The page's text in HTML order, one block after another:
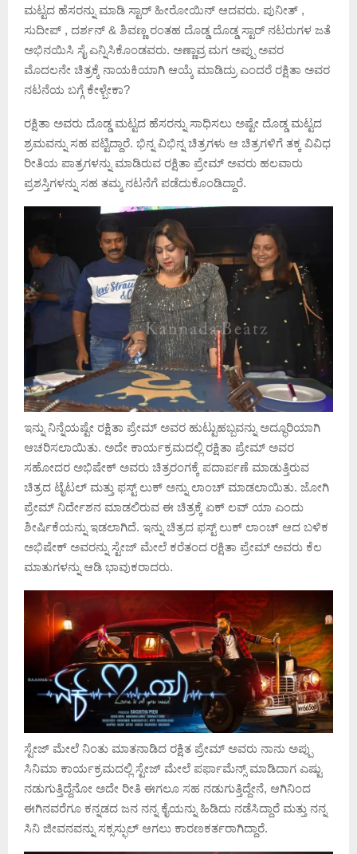
ಮಟ್ಟದ ಹೆಸರನ್ನು ಮಾಡಿ ಸ್ಟಾರ್ ಹೀರೋಯಿನ್ ಆದವರು. ಪುನೀತ್ ,
ಸುದೀಪ್ , ದರ್ಶನ್ & ಶಿವಣ್ಣ ರಂತಹ ದೊಡ್ಡ ದೊಡ್ಡ ಸ್ಟಾರ್ ನಟರುಗಳ ಜತೆ
ಅಭಿನಯಿಸಿ ಸೈ ಎನ್ನಿಸಿಕೊಂಡವರು. ಅಣ್ಣಾವ್ರ ಮಗ ಅಪ್ಪು ಅವರ
ಮೊದಲನೇ ಚಿತ್ರಕ್ಕೆ ನಾಯಕಿಯಾಗಿ ಆಯ್ಕೆ ಮಾಡಿದ್ರು ಎಂದರೆ ರಕ್ಷಿತಾ ಅವರ
ನಟನೆಯ ಬಗ್ಗೆ ಕೇಳ್ಬೇಕಾ?
ರಕ್ಷಿತಾ ಅವರು ದೊಡ್ಡ ಮಟ್ಟದ ಹೆಸರನ್ನು ಸಾಧಿಸಲು ಅಷ್ಟೇ ದೊಡ್ಡ ಮಟ್ಟದ
ಶ್ರಮವನ್ನು ಸಹ ಪಟ್ಟಿದ್ದಾರೆ. ಭಿನ್ನ ವಿಭಿನ್ನ ಚಿತ್ರಗಳು ಆ ಚಿತ್ರಗಳಿಗೆ ತಕ್ಕ ವಿವಿಧ
ರೀತಿಯ ಪಾತ್ರಗಳನ್ನು ಮಾಡಿರುವ ರಕ್ಷಿತಾ ಪ್ರೇಮ್ ಅವರು ಹಲವಾರು
ಪ್ರಶಸ್ತಿಗಳನ್ನು ಸಹ ತಮ್ಮ ನಟನೆಗೆ ಪಡೆದುಕೊಂಡಿದ್ದಾರೆ.
ಇನ್ನು ನಿನ್ನೆಯಷ್ಟೇ ರಕ್ಷಿತಾ ಪ್ರೇಮ್ ಅವರ ಹುಟ್ಟುಹಬ್ಬವನ್ನು ಅದ್ಧೂರಿಯಾಗಿ
ಆಚರಿಸಲಾಯಿತು. ಅದೇ ಕಾರ್ಯಕ್ರಮದಲ್ಲಿ ರಕ್ಷಿತಾ ಪ್ರೇಮ್ ಅವರ
ಸಹೋದರ ಅಭಿಷೇಕ್ ಅವರು ಚಿತ್ರರಂಗಕ್ಕೆ ಪದಾರ್ಪಣೆ ಮಾಡುತ್ತಿರುವ
ಚಿತ್ರದ ಟೈಟಲ್ ಮತ್ತು ಫಸ್ಟ್ ಲುಕ್ ಅನ್ನು ಲಾಂಚ್ ಮಾಡಲಾಯಿತು. ಜೋಗಿ
ಪ್ರೇಮ್ ನಿರ್ದೇಶನ ಮಾಡಲಿರುವ ಈ ಚಿತ್ರಕ್ಕೆ ಏಕ್ ಲವ್ ಯಾ ಎಂದು
ಶೀರ್ಷಿಕೆಯನ್ನು ಇಡಲಾಗಿದೆ. ಇನ್ನು ಚಿತ್ರದ ಫಸ್ಟ್ ಲುಕ್ ಲಾಂಚ್ ಆದ ಬಳಿಕ
ಅಭಿಷೇಕ್ ಅವರನ್ನು ಸ್ಟೇಜ್ ಮೇಲೆ ಕರೆತಂದ ರಕ್ಷಿತಾ ಪ್ರೇಮ್ ಅವರು ಕೆಲ
ಮಾತುಗಳನ್ನು ಆಡಿ ಭಾವುಕರಾದರು.
ಸ್ಟೇಜ್ ಮೇಲೆ ನಿಂತು ಮಾತನಾಡಿದ ರಕ್ಷಿತ ಪ್ರೇಮ್ ಅವರು ನಾನು ಅಪ್ಪು
ಸಿನಿಮಾ ಕಾರ್ಯಕ್ರಮದಲ್ಲಿ ಸ್ಟೇಜ್ ಮೇಲೆ ಪರ್ಫಾಮೆನ್ಸ್ ಮಾಡಿದಾಗ ಎಷ್ಟು
ನಡುಗುತ್ತಿದ್ದೆನೋ ಅದೇ ರೀತಿ ಈಗಲೂ ಸಹ ನಡುಗುತ್ತಿದ್ದೇನೆ, ಆಗಿನಿಂದ
ಈಗಿನವರೆಗೂ ಕನ್ನಡದ ಜನ ನನ್ನ ಕೈಯನ್ನು ಹಿಡಿದು ನಡೆಸಿದ್ದಾರೆ ಮತ್ತು ನನ್ನ
ಸಿನಿ ಜೀವನವನ್ನು ಸಕ್ಸಸ್ಫುಲ್ ಆಗಲು ಕಾರಣಕರ್ತರಾಗಿದ್ದಾರೆ.